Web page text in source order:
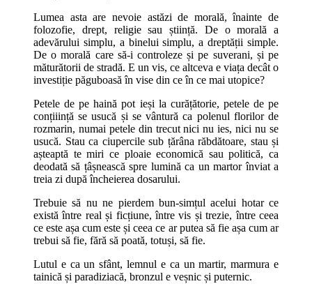
Lumea asta are nevoie astăzi de morală, înainte de
folozofie, drept, religie sau știință. De o morală a
adevărului simplu, a binelui simplu, a dreptății simple.
De o morală care să-i controleze și pe suverani, și pe
măturătorii de stradă. E un vis, ce altceva e viața decât o
investiție păguboasă în vise din ce în ce mai utopice?
Petele de pe haină pot ieși la curățătorie, petele de pe
conțiiință se usucă și se vântură ca polenul florilor de
rozmarin, numai petele din trecut nici nu ies, nici nu se
usucă. Stau ca ciupercile sub țărâna răbdătoare, stau și
așteaptă te miri ce ploaie economică sau politică, ca
deodată să țâșnească spre lumină ca un martor înviat a
treia zi după încheierea dosarului.
Trebuie să nu ne pierdem bun-simțul acelui hotar ce
există între real și ficțiune, între vis și trezie, între ceea
ce este așa cum este și ceea ce ar putea să fie așa cum ar
trebui să fie, fără să poată, totuși, să fie.
Lutul e ca un sfânt, lemnul e ca un martir, marmura e
tainică și paradiziacă, bronzul e veșnic și puternic.